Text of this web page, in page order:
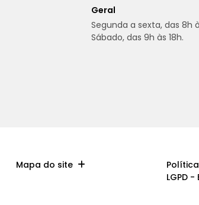
Geral
Segunda a sexta, das 8h
Sábado, das 9h às 18h.
Mapa do site
LGPD